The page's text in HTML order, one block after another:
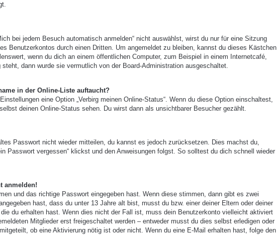
bei jedem Besuch automatisch anmelden“ nicht auswählst, wirst du nur für eine Sitzung
Benutzerkontos durch einen Dritten. Um angemeldet zu bleiben, kannst du dieses Kästchen
wenn du dich an einem öffentlichen Computer, zum Beispiel in einem Internetcafé,
dann wurde sie vermutlich von der Board-Administration ausgeschaltet.
in der Online-Liste auftaucht?
eine Option „Verbirg meinen Online-Status“. Wenn du diese Option einschaltest,
deinen Online-Status sehen. Du wirst dann als unsichtbarer Besucher gezählt.
Passwort nicht wieder mitteilen, du kannst es jedoch zurücksetzen. Dies machst du,
Passwort vergessen“ klickst und den Anweisungen folgst. So solltest du dich schnell wieder
anmelden!
und das richtige Passwort eingegeben hast. Wenn diese stimmen, dann gibt es zwei
hast, dass du unter 13 Jahre alt bist, musst du bzw. einer deiner Eltern oder deiner
du erhalten hast. Wenn dies nicht der Fall ist, muss dein Benutzerkonto vielleicht aktiviert
Mitglieder erst freigeschaltet werden – entweder musst du dies selbst erledigen oder
ob eine Aktivierung nötig ist oder nicht. Wenn du eine E-Mail erhalten hast, folge den